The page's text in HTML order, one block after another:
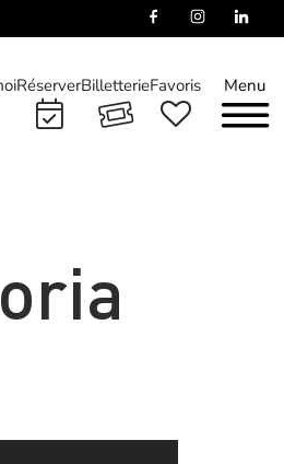
Menu
RéserverBilletterieFavoris